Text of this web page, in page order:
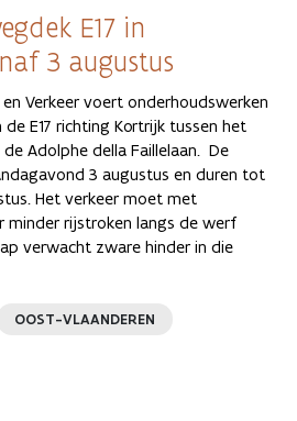
E17 in
3 augustus
Verkeer voert onderhoudswerken
E17 richting Kortrijk tussen het
Adolphe della Faillelaan. De
3 augustus en duren tot
Het verkeer moet met
minder rijstroken langs de werf
verwacht zware hinder in die
OOST-VLAANDEREN